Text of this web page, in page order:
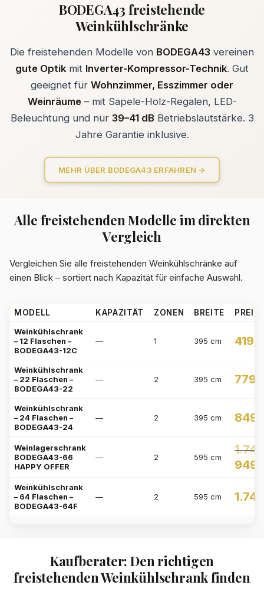
BODEGA43 freistehende
Weinkühlschränke
Die freistehenden Modelle von BODEGA43 vereinen
gute Optik mit Inverter-Kompressor-Technik. Gut
geeignet für Wohnzimmer, Esszimmer oder
Weinräume– mit Sapele-Holz-Regalen, LED-
Beleuchtung und nur 39–41 dB Betriebslautstärke. 3
Jahre Garantie inklusive.
MEHR ÜBER BODEGA43 ERFAHREN →
Alle freistehenden Modelle im direkten
Vergleich
Vergleichen Sie alle freistehenden Weinkühlschränke auf
einen Blick – sortiert nach Kapazität für einfache Auswahl.
MODELL KAPAZITÄT ZONEN BREITE
PREIS
Weinkühlschrank
– 12 Flaschen –
BODEGA43-12C
— 1 395 cm
Weinkühlschrank
– 22 Flaschen –
BODEGA43-22
— 2 395 cm
Weinkühlschrank
– 24 Flaschen –
BODEGA43-24
— 2 395 cm
Weinlagerschrank
BODEGA43-66
HAPPY OFFER
— 2 595 cm
Original
price
Weinkühlschrank
– 64 Flaschen –
BODEGA43-64F
— 2 595 cm
Kaufberater: Den richtigen
freistehenden Weinkühlschrank finden